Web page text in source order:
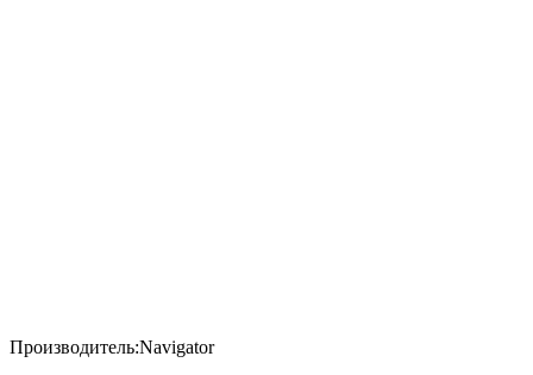
Производитель:Navigator